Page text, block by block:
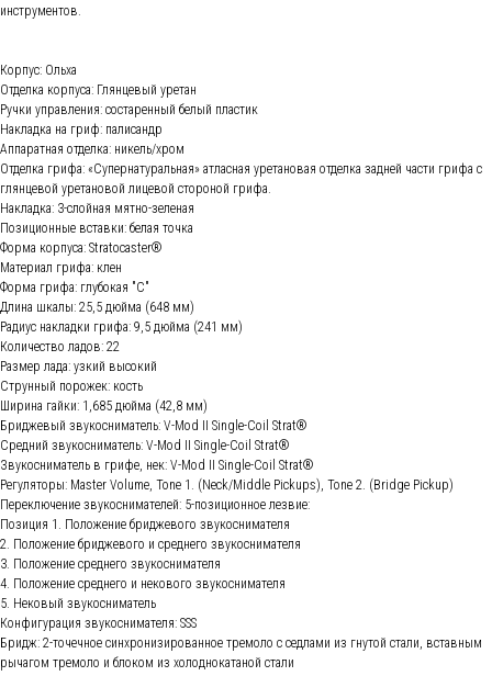
инструментов.
Корпус: Ольха
Отделка корпуса: Глянцевый уретан
Ручки управления: состаренный белый пластик
Накладка на гриф: палисандр
Аппаратная отделка: никель/хром
Отделка грифа: «Супернатуральная» атласная уретановая отделка задней части грифа с
глянцевой уретановой лицевой стороной грифа.
Накладка: 3-слойная мятно-зеленая
Позиционные вставки: белая точка
Форма корпуса: Stratocaster®
Материал грифа: клен
Форма грифа: глубокая "С"
Длина шкалы: 25,5 дюйма (648 мм)
Радиус накладки грифа: 9,5 дюйма (241 мм)
Количество ладов: 22
Размер лада: узкий высокий
Струнный порожек: кость
Ширина гайки: 1,685 дюйма (42,8 мм)
Бриджевый звукосниматель: V-Mod II Single-Coil Strat®
Средний звукосниматель: V-Mod II Single-Coil Strat®
Звукосниматель в грифе, нек: V-Mod II Single-Coil Strat®
Регуляторы: Master Volume, Tone 1. (Neck/Middle Pickups), Tone 2. (Bridge Pickup)
Переключение звукоснимателей: 5-позиционное лезвие:
Позиция 1. Положение бриджевого звукоснимателя
2. Положение бриджевого и среднего звукоснимателя
3. Положение среднего звукоснимателя
4. Положение среднего и некового звукоснимателя
5. Нековый звукосниматель
Конфигурация звукоснимателя: SSS
Бридж: 2-точечное синхронизированное тремоло с седлами из гнутой стали, вставным
рычагом тремоло и блоком из холоднокатаной стали